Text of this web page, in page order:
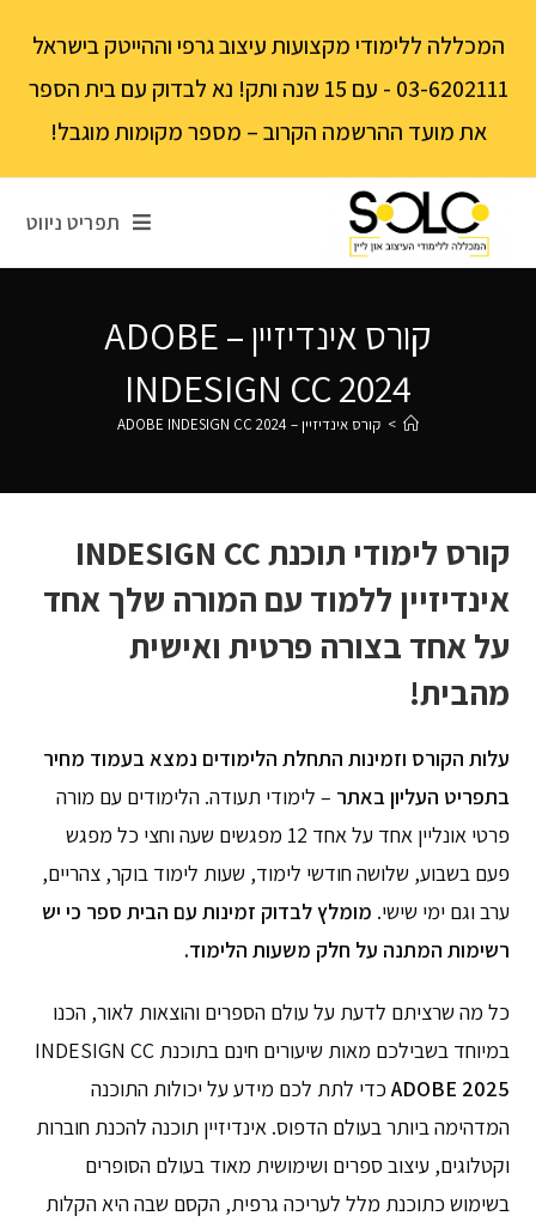
המכללה ללימודי מקצועות עיצוב גרפי וההייטק בישראל
03-6202111 - עם 15 שנה ותק! נא לבדוק עם בית הספר
את מועד ההרשמה הקרוב – מספר מקומות מוגבל!
תפריט ניווט
קורס אינדיזיין – ADOBE
INDESIGN CC 2024
> קורס אינדיזיין – ADOBE INDESIGN CC 2024
קורס לימודי תוכנת INDESIGN CC
אינדיזיין ללמוד עם המורה שלך אחד
על אחד בצורה פרטית ואישית
מהבית!
עלות הקורס וזמינות התחלת הלימודים נמצא בעמוד מחיר
בתפריט העליון באתר – לימודי תעודה. הלימודים עם מורה
פרטי אונליין אחד על אחד 12 מפגשים שעה וחצי כל מפגש
פעם בשבוע, שלושה חודשי לימוד, שעות לימוד בוקר, צהריים,
ערב וגם ימי שישי. מומלץ לבדוק זמינות עם הבית ספר כי יש
רשימות המתנה על חלק משעות הלימוד.
כל מה שרציתם לדעת על עולם הספרים והוצאות לאור, הכנו
במיוחד בשבילכם מאות שיעורים חינם בתוכנת INDESIGN CC
ADOBE 2025 כדי לתת לכם מידע על יכולות התוכנה
המדהימה ביותר בעולם הדפוס. אינדיזיין תוכנה להכנת חוברות
וקטלוגים, עיצוב ספרים ושימושית מאוד בעולם הסופרים
בשימוש כתוכנת מלל לעריכה גרפית, הקסם שבה היא הקלות